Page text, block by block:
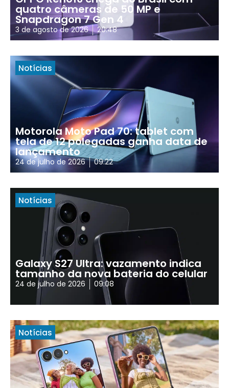
quatro câmeras de 50 MP e
Snapdragon 7 Gen 4
3 de agosto de 2026 20:48
Notícias
Motorola Moto Pad 70: tablet com
tela de 12 polegadas ganha data de
lançamento
24 de julho de 2026 09:22
Notícias
Galaxy S27 Ultra: vazamento indica
tamanho da nova bateria do celular
24 de julho de 2026 09:08
Notícias